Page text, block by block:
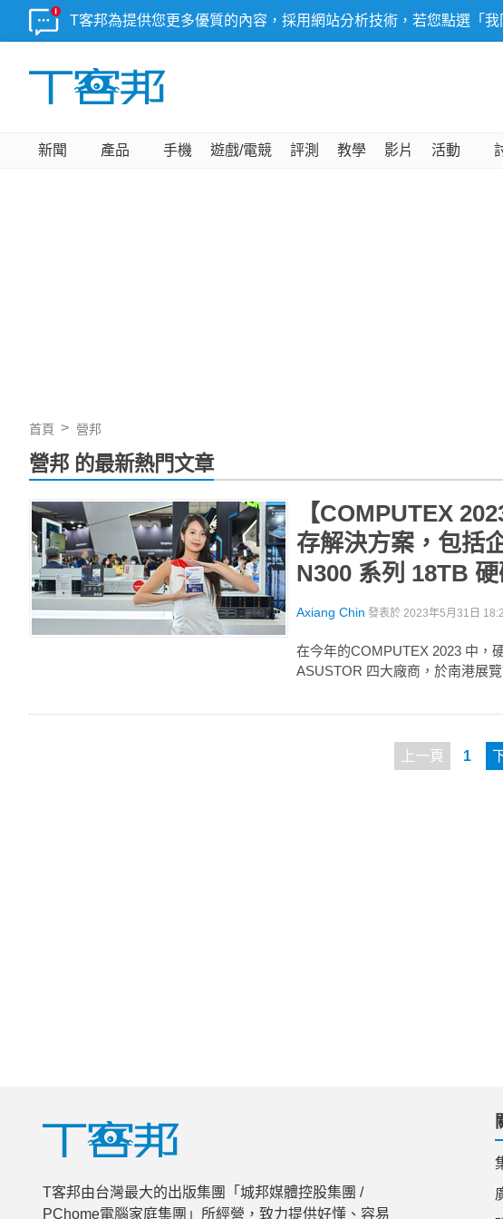
T客邦為提供您更多優質的內容，採用網站分析技術，若您點選「
新聞 產品 手機 遊戲/電競 評測 教學 影片 活動
首頁 營邦
營邦 的最新熱門文章
【COMPUTEX
存解決方案，包括
N300 系列 18TB 硬
Axiang Chin 發表於 2023年5月31日
在今年的COMPUTEX 2023 中，
ASUSTOR 四大廠商，於南港展
上一頁 1
T客邦由台灣最大的出版集團「城邦媒體控股集團 /
PChome電腦家庭集團」所經營，致力提供好懂、容易